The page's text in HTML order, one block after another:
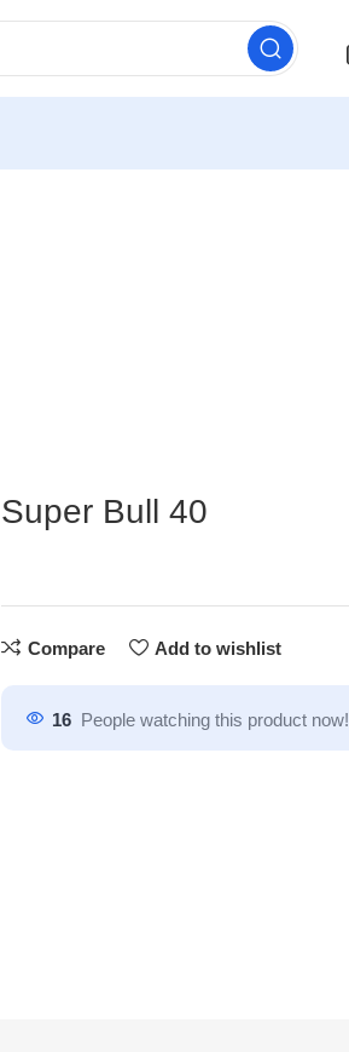
Super Bull 40
Compare Add to wishlist
16 People watching this product now!